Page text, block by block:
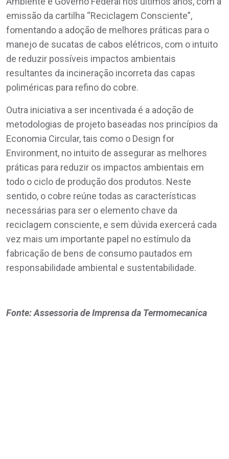
emissão da cartilha “Reciclagem Consciente”,
fomentando a adoção de melhores práticas para o
manejo de sucatas de cabos elétricos, com o intuito
de reduzir possíveis impactos ambientais
resultantes da incineração incorreta das capas
poliméricas para refino do cobre.
Outra iniciativa a ser incentivada é a adoção de
metodologias de projeto baseadas nos princípios da
Economia Circular, tais como o Design for
Environment, no intuito de assegurar as melhores
práticas para reduzir os impactos ambientais em
todo o ciclo de produção dos produtos. Neste
sentido, o cobre reúne todas as características
necessárias para ser o elemento chave da
reciclagem consciente, e sem dúvida exercerá cada
vez mais um importante papel no estímulo da
fabricação de bens de consumo pautados em
responsabilidade ambiental e sustentabilidade.
Fonte: Assessoria de Imprensa da Termomecanica